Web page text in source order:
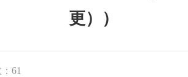
更））
61